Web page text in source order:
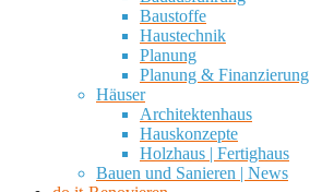
Baustoffe
Haustechnik
Planung
Planung & Finanzierung
Häuser
Architektenhaus
Hauskonzepte
Holzhaus | Fertighaus
Bauen und Sanieren | News